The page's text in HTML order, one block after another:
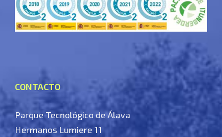
CONTACTO
Parque Tecnológico de Álava
Hermanos Lumiere 11